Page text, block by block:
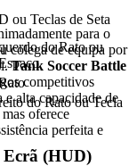
para o
colega de equipa por
Tank Soccer Battle
competitivos
e alta capacidade de
oferece
perfeita e
ou Teclas de Seta
do Rato ou
do Rato ou Tecla
Ecrã (HUD)